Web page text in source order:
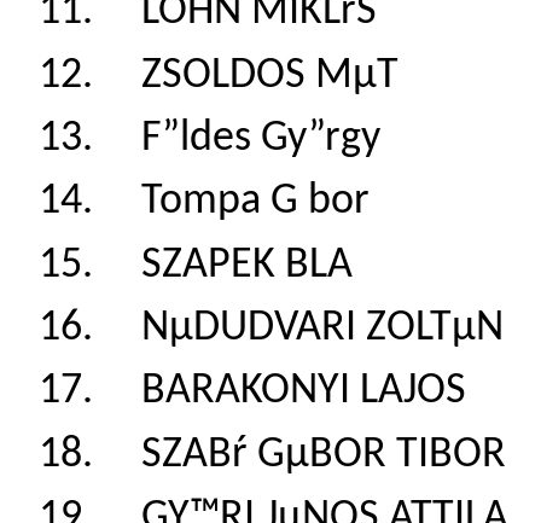
11. LOHN
12. ZSOLDOS
13. F”ldes
14. Tompa G
15. SZAPEK
16. NµDUDVARI
17. BARAKONYI
18. SZABŕ GµBOR